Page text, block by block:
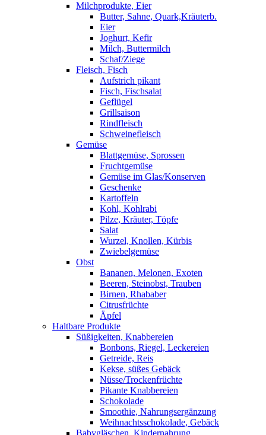
Milchprodukte, Eier
Butter, Sahne, Quark,Kräuterb.
Eier
Joghurt, Kefir
Milch, Buttermilch
Schaf/Ziege
Fleisch, Fisch
Aufstrich pikant
Fisch, Fischsalat
Geflügel
Grillsaison
Rindfleisch
Schweinefleisch
Gemüse
Blattgemüse, Sprossen
Fruchtgemüse
Gemüse im Glas/Konserven
Geschenke
Kartoffeln
Kohl, Kohlrabi
Pilze, Kräuter, Töpfe
Salat
Wurzel, Knollen, Kürbis
Zwiebelgemüse
Obst
Bananen, Melonen, Exoten
Beeren, Steinobst, Trauben
Birnen, Rhababer
Citrusfrüchte
Äpfel
Haltbare Produkte
Süßigkeiten, Knabbereien
Bonbons, Riegel, Leckereien
Getreide, Reis
Kekse, süßes Gebäck
Nüsse/Trockenfrüchte
Pikante Knabbereien
Schokolade
Smoothie, Nahrungsergänzung
Weihnachtsschokolade, Gebäck
Babygläschen, Kindernahrung